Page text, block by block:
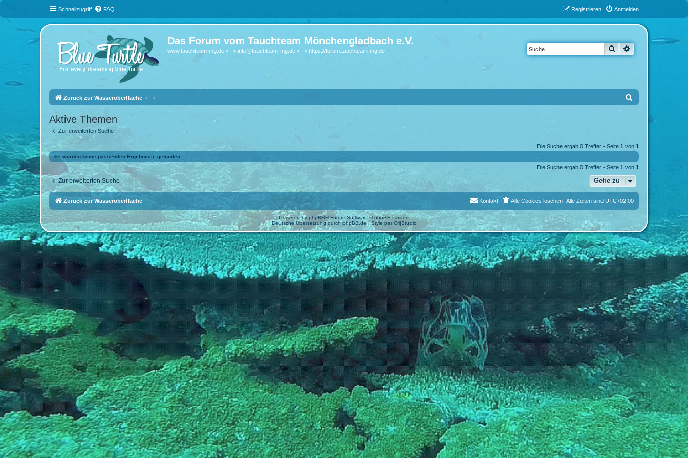
Schnellzugriff FAQ Anmelden
Registrieren
Das Forum vom Tauchteam Mönchengladbach e.V.
www.tauchteam-mg.de <--> info@tauchteam-mg.de <--> https://forum.tauchteam-mg.de Suche
Zurück zur Wasseroberfläche
e
Aktive Themen
Zur erweiterten Suche
Die Suche ergab 0 Treffer • Seite 1 von 1
Es wurden keine passenden Ergebnisse gefunden.
Die Suche ergab 0 Treffer • Seite 1 von 1
Zur erweiterten Suche Gehe zu
Zurück zur Wasseroberfläche Alle Zeiten sind UTC+02:00
Alle Cookies löschen
Kontakt
Powered by phpBB® Forum Software © phpBB Limited
Deutsche Übersetzung durchphpBB.de| Style par Cri|Studio